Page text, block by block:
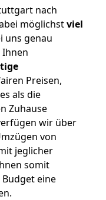
nach
möglichstviel
uns genau
Preisen,
als die
Zuhause
wir über
von
jeglicher
somit
eine